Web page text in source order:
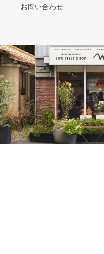
お問い合わせ